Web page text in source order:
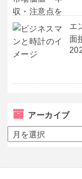
エ
面
アーカイブ
ア
ー